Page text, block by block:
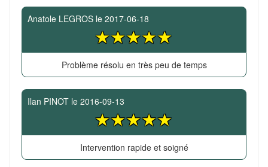
Anatole LEGROS le 2017-06-18
Problème résolu en très peu de temps
Ilan PINOT le 2016-09-13
Intervention rapide et soigné